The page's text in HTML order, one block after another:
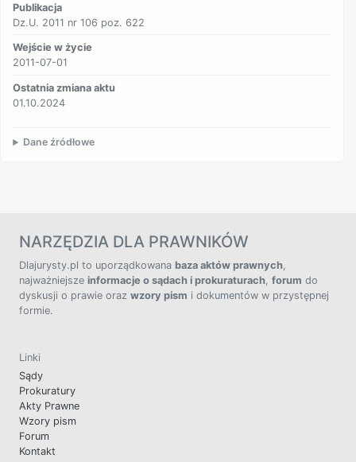
Publikacja
Dz.U. 2011 nr 106 poz. 622
Wejście w życie
2011-07-01
Ostatnia zmiana aktu
01.10.2024
Dane źródłowe
NARZĘDZIA DLA PRAWNIKÓW
Dlajurysty.pl to uporządkowana baza aktów prawnych,
najważniejsze informacje o sądach i prokuraturach, forum do
dyskusji o prawie oraz wzory pism i dokumentów w przystępnej
formie.
Linki
Sądy
Prokuratury
Akty Prawne
Wzory pism
Forum
Kontakt